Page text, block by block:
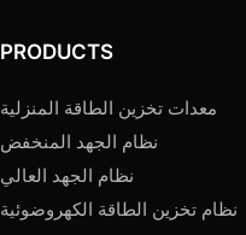
PRODUCTS
معدات تخزين الطاقة المنزلية
نظام الجهد المنخفض
نظام الجهد العالي
نظام تخزين الطاقة الكهروضوئية